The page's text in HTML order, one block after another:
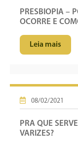
PRESBIOPIA –
OCORRE E
Leia mais
08/02/2021
PRA QUE
VARIZES?